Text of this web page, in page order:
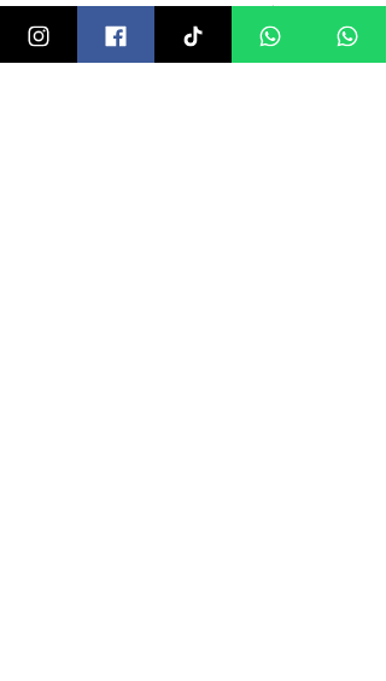
3. Dokumentasi Visual (Photo &
Video)